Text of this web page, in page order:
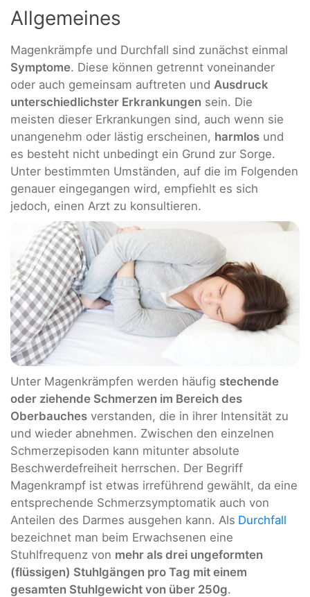
Allgemeines
Magenkrämpfe und Durchfall sind zunächst einmal
Symptome. Diese können getrennt voneinander
oder auch gemeinsam auftreten und Ausdruck
unterschiedlichster Erkrankungen sein. Die
meisten dieser Erkrankungen sind, auch wenn sie
unangenehm oder lästig erscheinen, harmlos und
es besteht nicht unbedingt ein Grund zur Sorge.
Unter bestimmten Umständen, auf die im Folgenden
genauer eingegangen wird, empfiehlt es sich
jedoch, einen Arzt zu konsultieren.
Unter Magenkrämpfen werden häufig stechende
oder ziehende Schmerzen im Bereich des
Oberbauches verstanden, die in ihrer Intensität zu
und wieder abnehmen. Zwischen den einzelnen
Schmerzepisoden kann mitunter absolute
Beschwerdefreiheit herrschen. Der Begriff
Magenkrampf ist etwas irreführend gewählt, da eine
entsprechende Schmerzsymptomatik auch von
Anteilen des Darmes ausgehen kann. Als Durchfall
bezeichnet man beim Erwachsenen eine
Stuhlfrequenz von mehr als drei ungeformten
(flüssigen) Stuhlgängen pro Tag mit einem
gesamten Stuhlgewicht von über 250g.